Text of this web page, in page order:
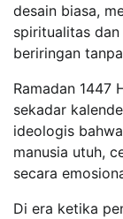
desain biasa,
spiritualitas
beriringan
Ramadan 1447
sekadar
ideologis
manusia utuh,
secara
Di era ketika